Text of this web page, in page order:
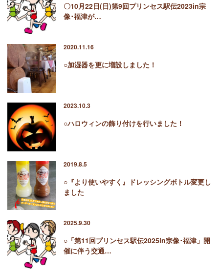
〇10月22日(日)第9回プリンセス駅伝2023in宗
像･福津が…
2020.11.16
○加湿器を更に増設しました！
2023.10.3
○ハロウィンの飾り付けを行いました！
2019.8.5
○『より使いやすく』ドレッシングボトル変更し
ました
2025.9.30
○「第11回プリンセス駅伝2025in宗像･福津」開
催に伴う交通…